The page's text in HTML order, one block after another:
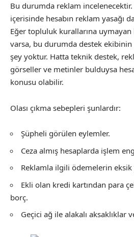
Bu durumda reklam
içerisinde hesabın reklam yasağı
Eğer topluluk kurallarına uymayan
varsa, bu durumda destek
şey yoktur. Hatta teknik destek,
görseller ve metinler bulduysa
konusu olabilir.
Olası çıkma sebepleri şunlardır:
Şüpheli görülen eylemler.
Ceza almış hesaplarda işlem
Reklamla ilgili ödemelerin eksik
Ekli olan kredi kartından para
borç.
Geçici ağ ile alakalı aksaklıklar